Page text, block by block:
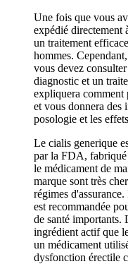
Une fois que vous
expédié directement
un traitement
hommes.
vous devez
diagnostic et un
expliquera comment
et vous donnera des
posologie et les
Le cialis generique
par la FDA, fabriqué
le médicament de
marque sont très
régimes
est recommandée
de santé importants.
ingrédient actif que
un médicament
dysfonction érectile